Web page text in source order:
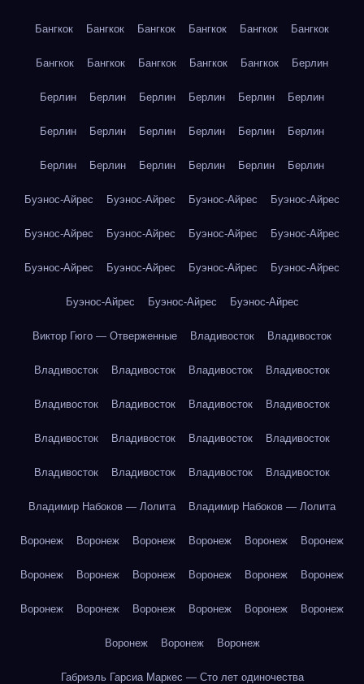
Бангкок Бангкок Бангкок Бангкок Бангкок Бангкок
Бангкок Бангкок Бангкок Бангкок Бангкок Берлин
Берлин Берлин Берлин Берлин Берлин Берлин
Берлин Берлин Берлин Берлин Берлин Берлин
Берлин Берлин Берлин Берлин Берлин Берлин
Буэнос-Айрес Буэнос-Айрес Буэнос-Айрес Буэнос-Айрес
Буэнос-Айрес Буэнос-Айрес Буэнос-Айрес Буэнос-Айрес
Буэнос-Айрес Буэнос-Айрес Буэнос-Айрес Буэнос-Айрес
Буэнос-Айрес Буэнос-Айрес Буэнос-Айрес
Виктор Гюго — Отверженные Владивосток Владивосток
Владивосток Владивосток Владивосток Владивосток
Владивосток Владивосток Владивосток Владивосток
Владивосток Владивосток Владивосток Владивосток
Владивосток Владивосток Владивосток Владивосток
Владимир Набоков — Лолита Владимир Набоков — Лолита
Воронеж Воронеж Воронеж Воронеж Воронеж Воронеж
Воронеж Воронеж Воронеж Воронеж Воронеж Воронеж
Воронеж Воронеж Воронеж Воронеж Воронеж Воронеж
Воронеж Воронеж Воронеж
Габриэль Гарсиа Маркес — Сто лет одиночества